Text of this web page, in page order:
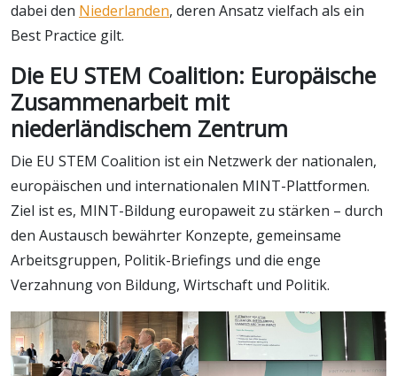
dabei den Niederlanden, deren Ansatz vielfach als ein
Best Practice gilt.
Die EU STEM Coalition: Europäische
Zusammenarbeit mit
niederländischem Zentrum
Die EU STEM Coalition ist ein Netzwerk der nationalen,
europäischen und internationalen MINT-Plattformen.
Ziel ist es, MINT-Bildung europaweit zu stärken – durch
den Austausch bewährter Konzepte, gemeinsame
Arbeitsgruppen, Politik-Briefings und die enge
Verzahnung von Bildung, Wirtschaft und Politik.